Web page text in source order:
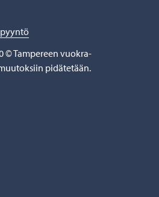
© Tampereen vuokra-
pidätetään.